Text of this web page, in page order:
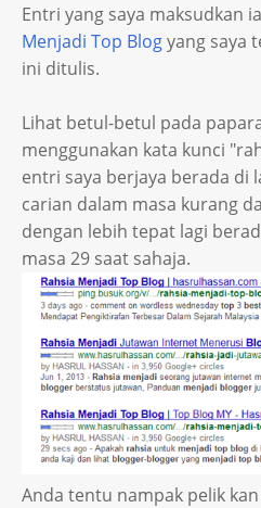
Entri yang saya maksudkan
Menjadi Top Blogyang saya
ini ditulis.
Lihat betul-betul pada
menggunakan kata kunci
entri saya berjaya berada di
carian dalam masa kurang
dengan lebih tepat lagi
masa 29 saat sahaja.
Anda tentu nampak pelik